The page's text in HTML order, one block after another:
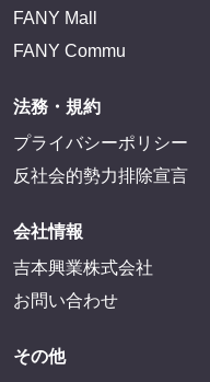
FANY Mall
FANY Commu
法務・規約
プライバシーポリシー
反社会的勢力排除宣言
会社情報
吉本興業株式会社
お問い合わせ
その他